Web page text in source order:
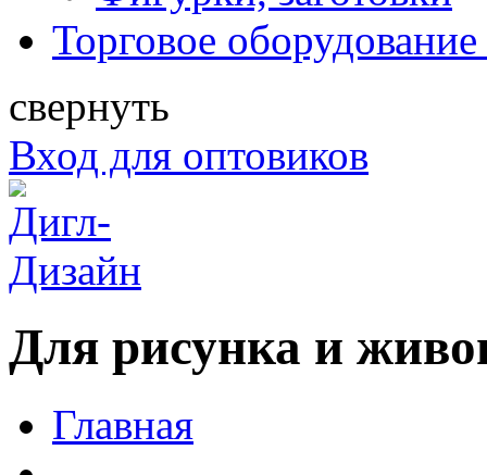
Торговое
свернуть
Вход для оптовиков
Для рисунка и
Главная